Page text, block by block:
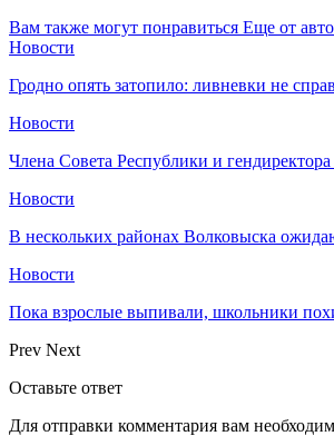
Вам также могут понравиться Еще от
Новости
Гродно опять затопило: ливневки не
Новости
Члена Совета Республики и
Новости
В нескольких районах Волковыска
Новости
Пока взрослые выпивали, школьники
Prev Next
Оставьте ответ
Для отправки комментария вам